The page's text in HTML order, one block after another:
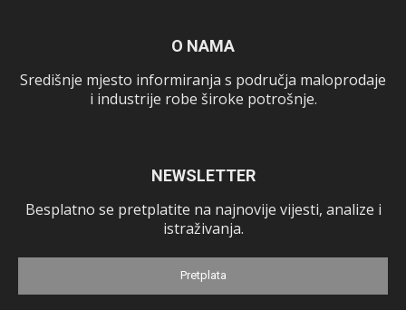
O NAMA
Središnje mjesto informiranja s područja maloprodaje
i industrije robe široke potrošnje.
NEWSLETTER
Besplatno se pretplatite na najnovije vijesti, analize i
istraživanja.
Pretplata